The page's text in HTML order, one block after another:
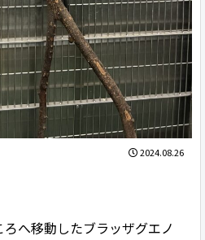
2024.08.26
へ移動したブラッザグエノ